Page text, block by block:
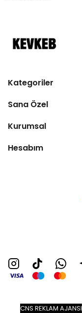
Kategoriler
Sana Özel
Kurumsal
Hesabım
CNS REKLAM AJANSI